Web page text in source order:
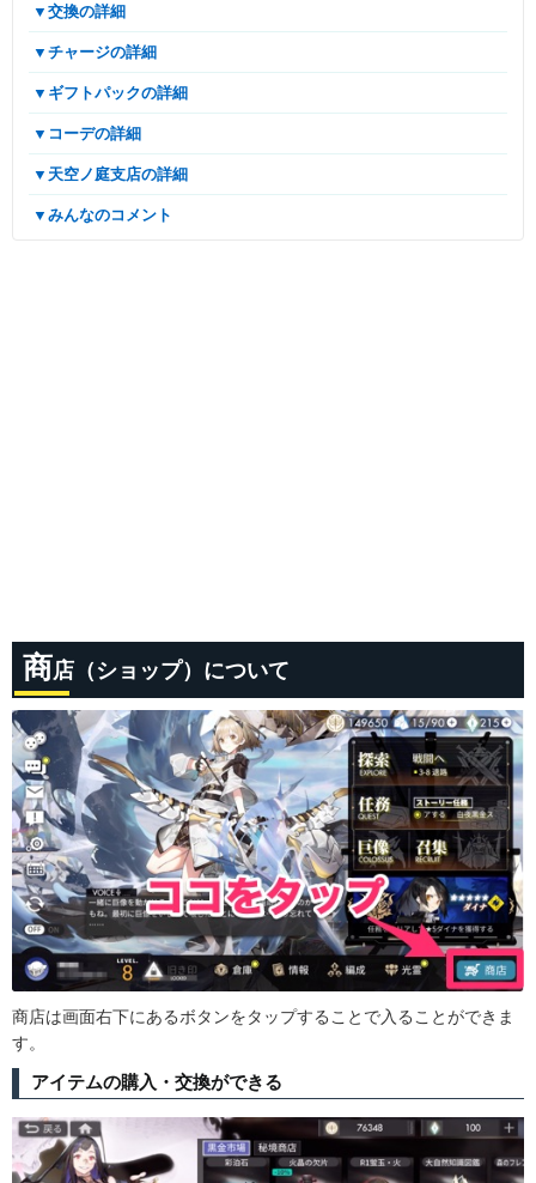
▼交換の詳細
▼チャージの詳細
▼ギフトパックの詳細
▼コーデの詳細
▼天空ノ庭支店の詳細
▼みんなのコメント
商店（ショップ）について
商店は画面右下にあるボタンをタップすることで入ることができま
す。
アイテムの購入・交換ができる